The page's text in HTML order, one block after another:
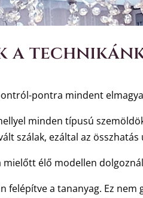
a
pontra mindent
minden típusú
szálak, ezáltal az
mielőtt élő modellen
felépítve a tananyag. Ez nem